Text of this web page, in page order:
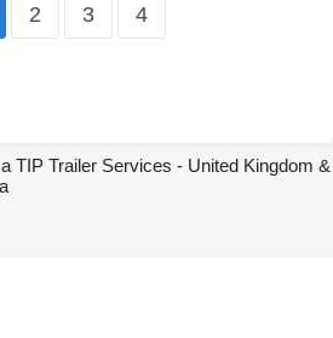
2 3 4
TIP Trailer Services - United Kingdom &